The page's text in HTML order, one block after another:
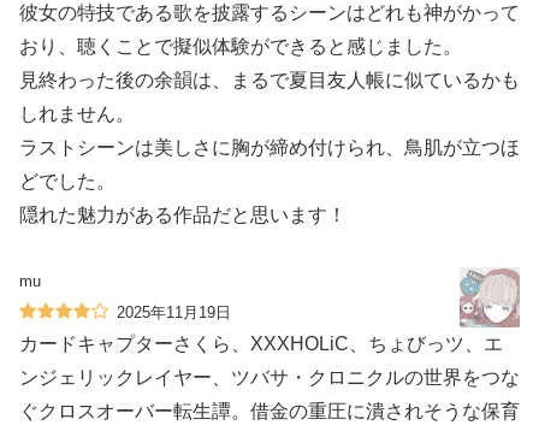
彼女の特技である歌を披露するシーンはどれも神がかって
おり、聴くことで擬似体験ができると感じました。
見終わった後の余韻は、まるで夏目友人帳に似ているかも
しれません。
ラストシーンは美しさに胸が締め付けられ、鳥肌が立つほ
どでした。
隠れた魅力がある作品だと思います！
mu
2025年11月19日
カードキャプターさくら、XXXHOLiC、ちょびっツ、エ
ンジェリックレイヤー、ツバサ・クロニクルの世界をつな
ぐクロスオーバー転生譚。借金の重圧に潰されそうな保育